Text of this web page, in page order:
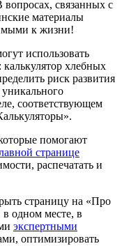
связанных с
материалы
к жизни!
использовать
хлебных
риск развития
соответствующем
помогают
странице
распечатать и
страницу на «Про
одном месте, в
экспертными
оптимизировать